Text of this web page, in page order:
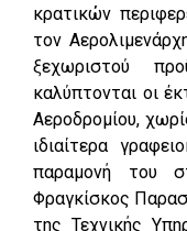
κρατικών
τον
ξεχωριστού
καλύπτονται οι
Αεροδρομίου,
ιδιαίτερα
παραμονή του
Φραγκίσκος
της Τεχνικής